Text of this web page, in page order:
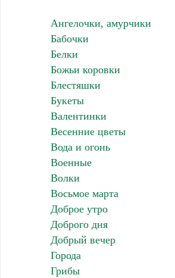
Ангелочки, амурчики
Бабочки
Белки
Божьи коровки
Блестяшки
Букеты
Валентинки
Весенние цветы
Вода и огонь
Военные
Волки
Восьмое марта
Доброе утро
Доброго дня
Добрый вечер
Города
Грибы